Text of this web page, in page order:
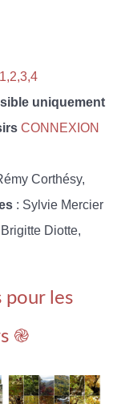
uniquement
CONNEXION
Corthésy,
: Sylvie Mercier
Brigitte Diotte,
pour les
֎